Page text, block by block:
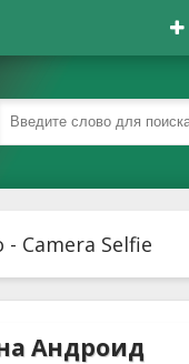
Camera Selfie
Андроид